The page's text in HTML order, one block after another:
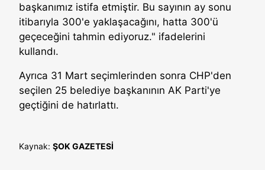
başkanımız istifa etmiştir. Bu sayının ay sonu
itibarıyla 300'e yaklaşacağını, hatta 300'ü
geçeceğini tahmin ediyoruz." ifadelerini
kullandı.
Ayrıca 31 Mart seçimlerinden sonra CHP'den
seçilen 25 belediye başkanının AK Parti'ye
geçtiğini de hatırlattı.
Kaynak: ŞOK GAZETESİ